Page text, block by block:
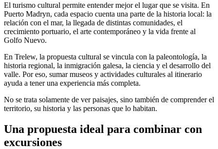
El turismo cultural permite entender mejor el lugar que se visita. En
Puerto Madryn, cada espacio cuenta una parte de la historia local: la
relación con el mar, la llegada de distintas comunidades, el
crecimiento portuario, el arte contemporáneo y la vida frente al
Golfo Nuevo.
En Trelew, la propuesta cultural se vincula con la paleontología, la
historia regional, la inmigración galesa, la ciencia y el desarrollo del
valle. Por eso, sumar museos y actividades culturales al itinerario
ayuda a tener una experiencia más completa.
No se trata solamente de ver paisajes, sino también de comprender el
territorio, su historia y las personas que lo habitan.
Una propuesta ideal para combinar con
excursiones